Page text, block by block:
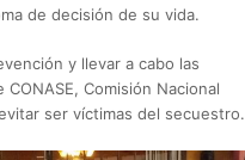
de decisión de su vida.
y llevar a cabo las
Comisión Nacional
ser víctimas del secuestro.